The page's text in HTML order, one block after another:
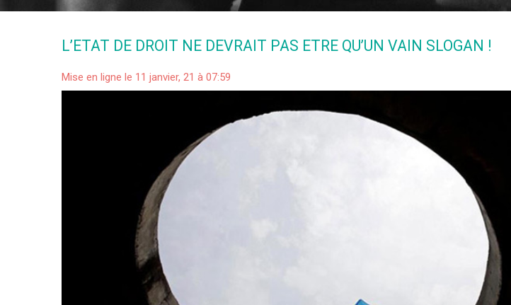
L’ETAT DE DROIT NE DEVRAIT PAS ETRE QU’UN VAIN SLOGAN !
Mise en ligne le 11 janvier, 21 à 07:59